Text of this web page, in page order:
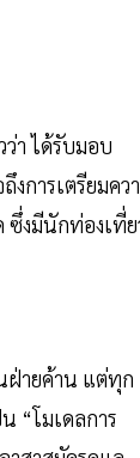
า ได้รับมอบ
การเตรียมคว
ซึ่งมีนักท่องเที่
ฝ่ายค้าน แต่ทุก
“โมเดลการ